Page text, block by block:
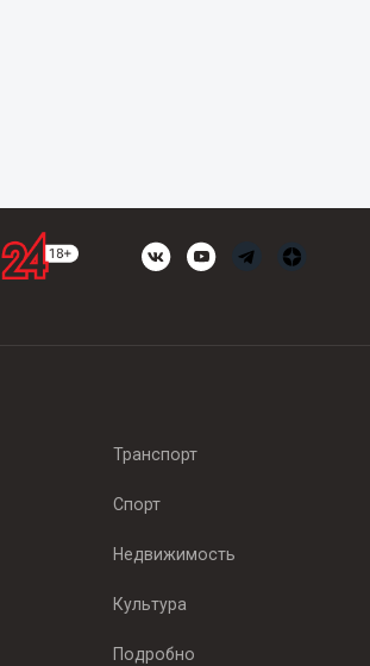
Транспорт
Спорт
Недвижимость
Культура
Подробно